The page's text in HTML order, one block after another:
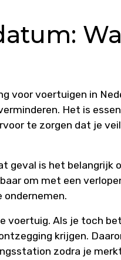
voor voertuigen in
Het is
te zorgen dat je
geval is het belangrijk
om met een
ondernemen.
voertuig. Als je toch
krijgen.
zodra je